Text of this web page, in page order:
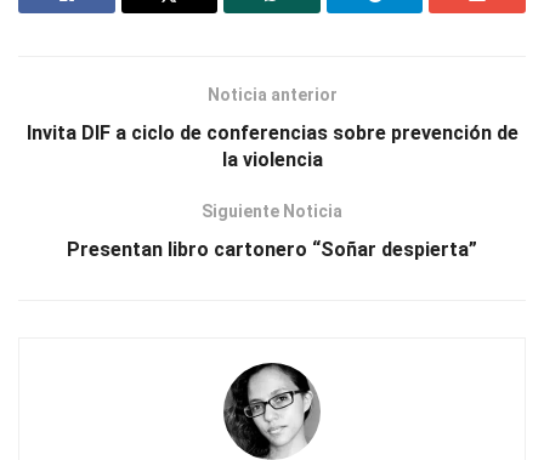
Noticia anterior
Invita DIF a ciclo de conferencias sobre prevención de
la violencia
Siguiente Noticia
Presentan libro cartonero “Soñar despierta”